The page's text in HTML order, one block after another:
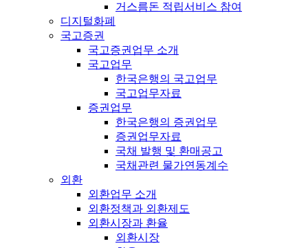
거스름돈 적립서비스 참여
디지털화폐
국고증권
국고증권업무 소개
국고업무
한국은행의 국고업무
국고업무자료
증권업무
한국은행의 증권업무
증권업무자료
국채 발행 및 환매공고
국채관련 물가연동계수
외환
외환업무 소개
외환정책과 외환제도
외환시장과 환율
외환시장